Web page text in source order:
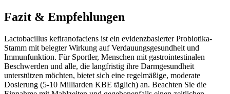
Fazit & Empfehlungen
Lactobacillus kefiranofaciens ist ein evidenzbasierter Probiotika-
Stamm mit belegter Wirkung auf Verdauungsgesundheit und
Immunfunktion. Für Sportler, Menschen mit gastrointestinalen
Beschwerden und alle, die langfristig ihre Darmgesundheit
unterstützen möchten, bietet sich eine regelmäßige, moderate
Dosierung (5-10 Milliarden KBE täglich) an. Beachten Sie die